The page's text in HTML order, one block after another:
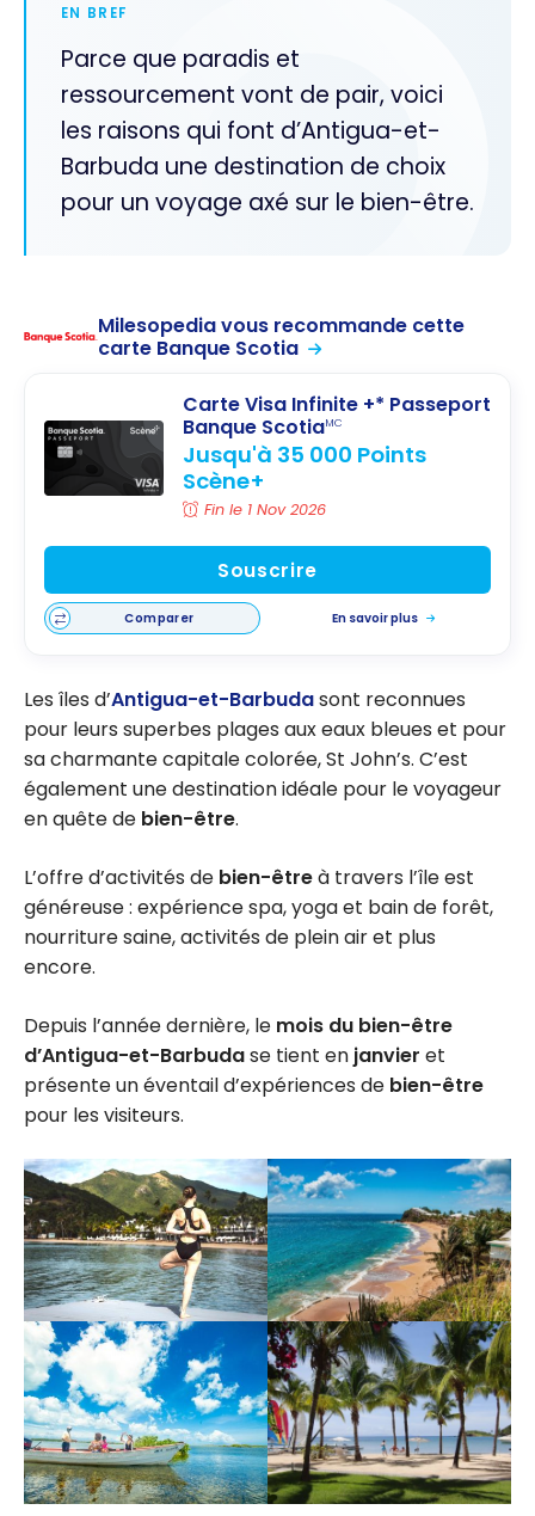
EN BREF
Parce que paradis et
ressourcement vont de pair, voici
les raisons qui font d’Antigua-et-
Barbuda une destination de choix
pour un voyage axé sur le bien-être.
Milesopedia vous recommande cette
carte Banque Scotia
Carte Visa Infinite +* Passeport
Banque ScotiaMC
Jusqu'à 35 000 Points
Scène+
Fin le 1 Nov 2026
Souscrire
Comparer En savoir plus
Les îles d’Antigua-et-Barbudasont reconnues
pour leurs superbes plages aux eaux bleues et pour
sa charmante capitale colorée, St John’s. C’est
également une destination idéale pour le voyageur
en quête de bien-être.
L’offre d’activités de bien-êtreà travers l’île est
généreuse : expérience spa, yoga et bain de forêt,
nourriture saine, activités de plein air et plus
encore.
Depuis l’année dernière, le mois du bien-être
d’Antigua-et-Barbudase tient en janvier et
présente un éventail d’expériences de bien-être
pour les visiteurs.